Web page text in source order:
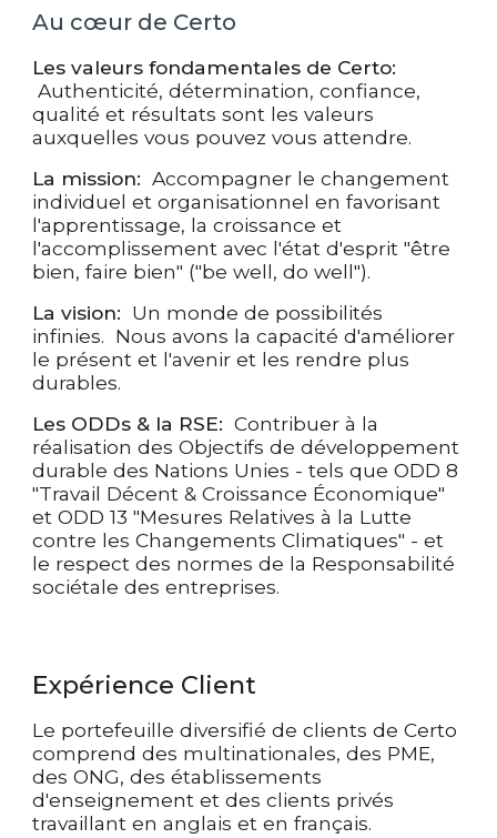
Au cœur de Certo
Les valeurs fondamentales de Certo:
Authenticité, détermination, confiance,
qualité et résultats sont les valeurs
auxquelles vous pouvez vous attendre.
La mission: Accompagner le changement
individuel et organisationnel en favorisant
l'apprentissage, la croissance et
l'accomplissement avec l'état d'esprit "être
bien, faire bien" ("be well, do well").
La vision: Un monde de possibilités
infinies. Nous avons la capacité d'améliorer
le présent et l'avenir et les rendre plus
durables.
Les ODDs & la RSE: Contribuer à la
réalisation des Objectifs de développement
durable des Nations Unies - tels que ODD 8
"Travail Décent & Croissance Économique"
et ODD 13 "Mesures Relatives à la Lutte
contre les Changements Climatiques" - et
le respect des normes de la Responsabilité
sociétale des entreprises.
Expérience Client
Le portefeuille diversifié de clients de Certo
comprend des multinationales, des PME,
des ONG, des établissements
d'enseignement et des clients privés
travaillant en anglais et en français.